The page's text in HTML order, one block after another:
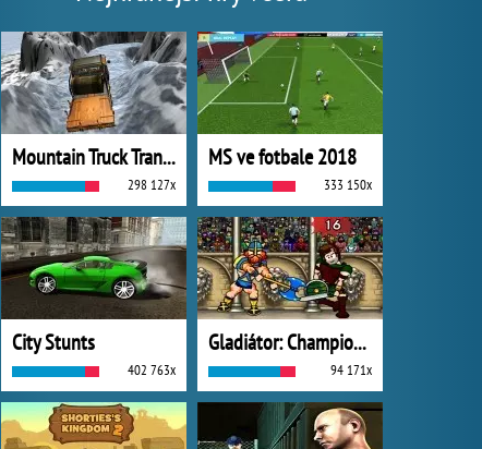
Mountain Truck Transport
298 127x
MS ve fotbale 2018
333 150x
City Stunts
402 763x
Gladiátor: Champions Sprint
94 171x